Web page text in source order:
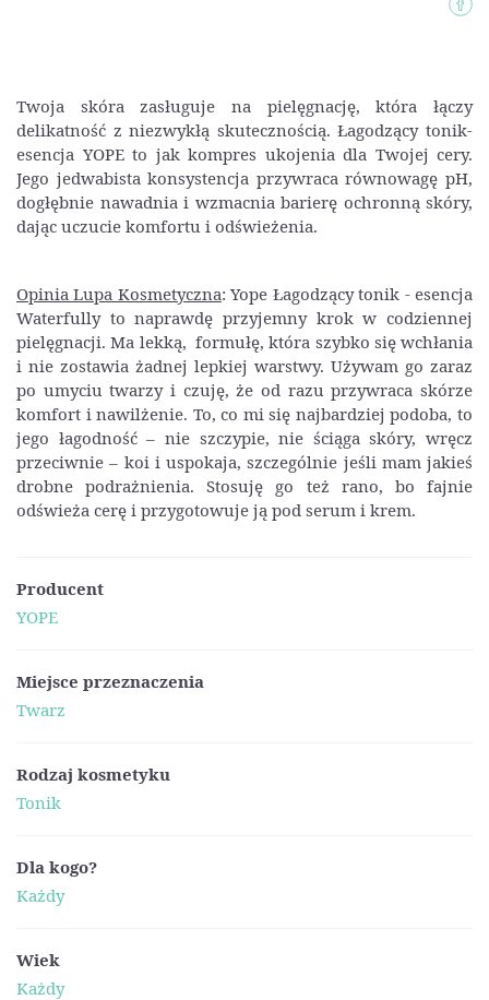
Twoja skóra zasługuje na pielęgnację, która łączy
delikatność z niezwykłą skutecznością. Łagodzący tonik-
esencja YOPE to jak kompres ukojenia dla Twojej cery.
Jego jedwabista konsystencja przywraca równowagę pH,
dogłębnie nawadnia i wzmacnia barierę ochronną skóry,
dając uczucie komfortu i odświeżenia.
Opinia Lupa Kosmetyczna: Yope Łagodzący tonik - esencja
Waterfully to naprawdę przyjemny krok w codziennej
pielęgnacji. Ma lekką, formułę, która szybko się wchłania
i nie zostawia żadnej lepkiej warstwy. Używam go zaraz
po umyciu twarzy i czuję, że od razu przywraca skórze
komfort i nawilżenie. To, co mi się najbardziej podoba, to
jego łagodność – nie szczypie, nie ściąga skóry, wręcz
przeciwnie – koi i uspokaja, szczególnie jeśli mam jakieś
drobne podrażnienia. Stosuję go też rano, bo fajnie
odświeża cerę i przygotowuje ją pod serum i krem.
Producent
YOPE
Miejsce przeznaczenia
Twarz
Rodzaj kosmetyku
Tonik
Dla kogo?
Każdy
Wiek
Każdy